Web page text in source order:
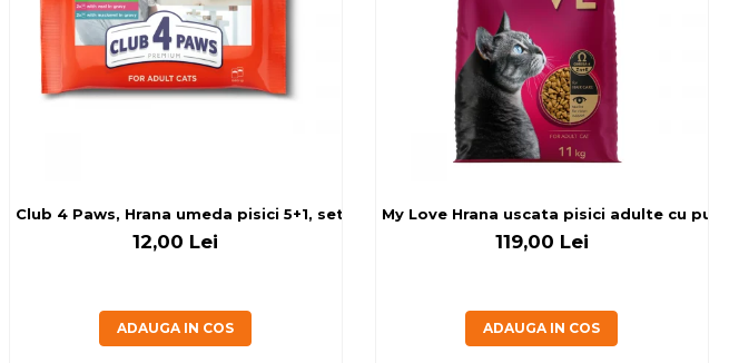
arome, (3+1), 0.34kg
Club 4 Paws, Hrana umeda pisici 5+1, set 6x80 g
12,00 Lei
ADAUGA IN COS
My Love Hrana uscata pisici adulte cu pui,
119,00 Lei
ADAUGA IN COS